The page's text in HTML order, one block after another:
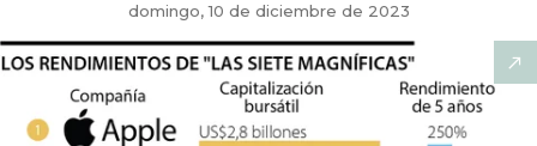
domingo, 10 de diciembre de 2023